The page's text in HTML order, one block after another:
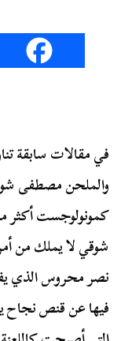
في مقالات سابقة
والملحن مصطفى
كمونولوجست أكثر
شوقي لا يملك من
نصر محروس الذي
فيها عن قنص نجاح